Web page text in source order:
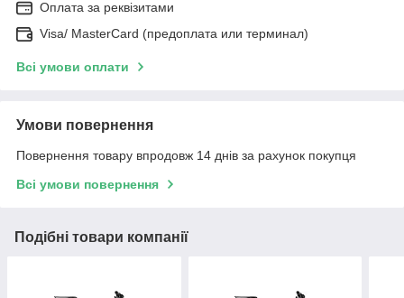
Оплата за реквізитами
Visa/ MasterCard (предоплата или терминал)
Всі умови оплати
Умови повернення
Повернення товару впродовж 14 днів за рахунок покупця
Всі умови повернення
Подібні товари компанії